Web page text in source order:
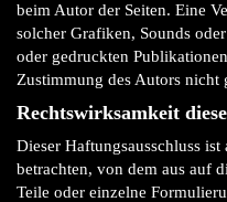
beim Autor der Seiten. Eine
solcher Grafiken, Sounds
oder gedruckten
Zustimmung des Autors nicht
Rechtswirksamkeit
Dieser Haftungsausschluss
betrachten, von dem aus auf
Teile oder einzelne